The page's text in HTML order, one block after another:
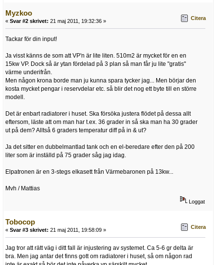
Myzkoo
« Svar #2 skrivet: 21 maj 2011, 19:32:36 » Citera
Tackar för din input!
Ja visst känns de som att VP'n är lite liten. 510m2 är mycket för en en
15kw VP. Dock så är ytan fördelad på 3 plan så man får ju lite "gratis"
värme underifrån.
Men någon krona borde man ju kunna spara tycker jag... Men börjar den
kosta mycket pengar i reservdelar etc. så blir det nog ett byte till en större
modell.
Det är enbart radiatorer i huset. Ska försöka justera flödet på dessa allt
eftersom, läste att om man har t.ex. 36 grader in så ska man ha 30 grader
ut på dem? Alltså 6 graders temperatur diff på in & ut?
Ja det sitter en dubbelmantlad tank och en el-beredare efter den på 200
liter som är inställd på 75 grader såg jag idag.
Elpatronen är en 3-stegs elkasett från Värmebaronen på 13kw...
Mvh / Mattias
Loggat
Tobocop
« Svar #3 skrivet: 21 maj 2011, 19:58:09 » Citera
Jag tror att rätt väg i ditt fall är injustering av systemet. Ca 5-6 gr delta är
bra. Men jag antar det finns gott om radiatorer i huset, så om någon rad